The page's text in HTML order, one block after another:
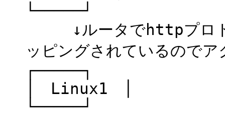
└─────┘
↓ルータでhttpプロ
ッピングされているのでア
┌─────┐
│ Linux1 │
└─────┘